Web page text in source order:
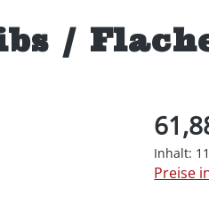
/
Inhalt:
Preise